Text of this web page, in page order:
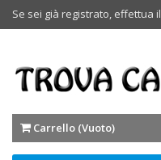
Se sei già registrato, effettua il
Carrello (Vuoto)